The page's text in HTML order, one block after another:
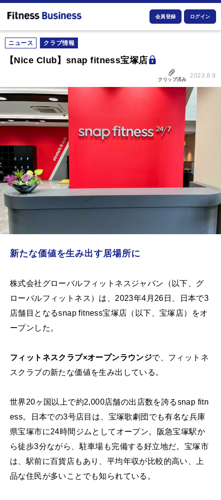
会員登録 ログイン
ニュース クラブ情報
【Nice Club】snap fitness宝塚店
クリップ済み
2023.8.9
新たな価値を生み出す居場所に
株式会社グローバルフィットネスジャパン（以下、グ
ローバルフィットネス）は、2023年4月26日、日本で3
店舗目となるsnap fitness宝塚店（以下、宝塚店）をオ
ープンした。
フィットネスクラブ×オープンラウンジで、フィットネ
スクラブの新たな価値を生み出している。
世界20ヶ国以上で約2,000店舗の出店数を誇るsnap fitn
ess。日本での3号店目は、宝塚歌劇団でも有名な兵庫
県宝塚市に24時間ジムとしてオープン。阪急宝塚駅か
ら徒歩3分ながら、駐車場も完備する好立地だ。宝塚市
は、駅前に百貨店もあり、平均年収が比較的高い、上
品な住民が多いことでも知られている。